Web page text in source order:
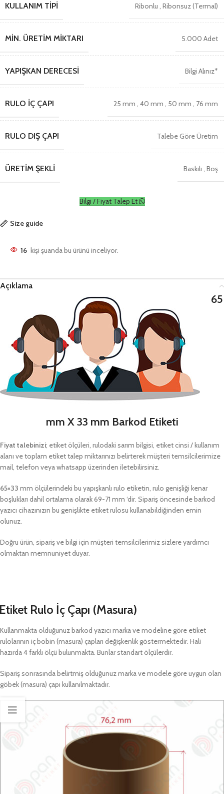
KULLANIM TIPI Ribonlu Ribonsuz (Termal)
MIN. ÜRETIM MIKTARI 5.000 Adet
YAPIŞKAN DERECESI Bilgi Alınız*
RULO İÇ ÇAPI 25 mm 40 mm 50 mm 76 mm
RULO DIŞ ÇAPI Talebe Göre Üretim
ÜRETIM ŞEKLI Baskılı Boş
Bilgi / Fiyat Talep Et
Size guide
16 kişi şuanda bu ürünü inceliyor.
Açıklama
65
mm X 33 mm Barkod Etiketi
Fiyat talebinizi; etiket ölçüleri, rulodaki sarım bilgisi, etiket cinsi / kullanım
alanı ve toplam etiket talep miktarınızı belirterek müşteri temsilcilerimize
mail, telefon veya whatsapp üzerinden iletebilirsiniz.
65×33 mm ölçülerindeki bu yapışkanlı rulo etiketin, rulo genişliği kenar
boşlukları dahil ortalama olarak 69-71 mm ‘dir. Sipariş öncesinde barkod
yazıcı cihazınızın bu genişlikte etiket rulosu kullanabildiğinden emin
olunuz.
Doğru ürün, sipariş ve bilgi için müşteri temsilcilerimiz sizlere yardımcı
olmaktan memnuniyet duyar.
Rulo İç Çapı (Masura)
Kullanmakta olduğunuz barkod yazıcı marka ve modeline göre etiket
rulolarının iç bobin (masura) çapları değişkenlik göstermektedir. Hali
hazırda 4 farklı ölçü bulunmakta. Bunlar standart ölçülerdir.
Sipariş sonrasında belirtmiş olduğunuz marka ve modele göre uygun olan
göbek (masura) çapı kullanılmaktadır.